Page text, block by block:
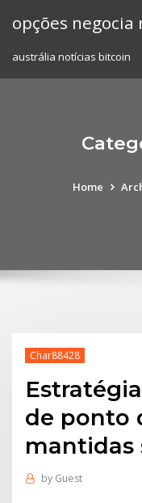
opções
austrália notícias bitcoin
Home
Char88428
de ponto
mantidas
by Guest